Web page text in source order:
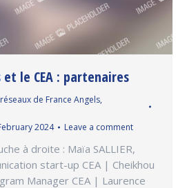
le CEA : partenaires
de France Angels,
2024 Leave a comment
à droite : Maïa SALLIER,
start-up CEA | Cheikhou
Manager CEA | Laurence